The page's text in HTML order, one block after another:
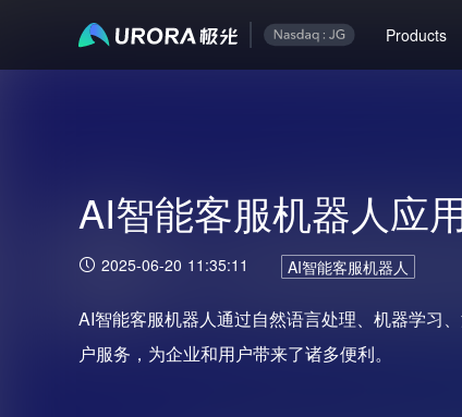
Products
AI智能客服机器人应
2025-06-20 11:35:11 AI智能客服机器人
AI智能客服机器人通过自然语言处理、机器学习
户服务，为企业和用户带来了诸多便利。